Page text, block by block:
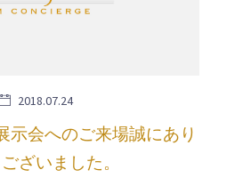
2018.07.24
示会へのご来場誠にあり
ざいました。